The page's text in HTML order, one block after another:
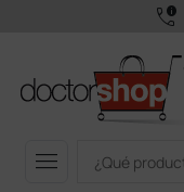
call_quality
menu